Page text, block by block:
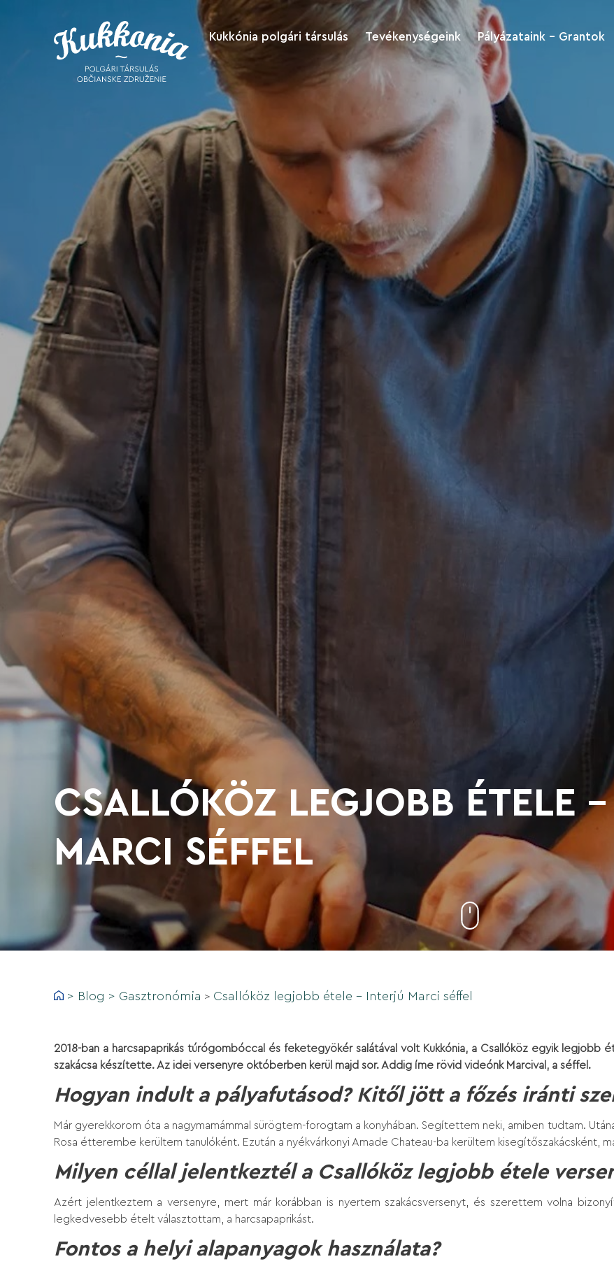
CSALLÓKÖZ LEGJOBB ÉTELE
MARCI SÉFFEL
Kukkónia polgári társulás
Rólunk
Támogasson
bennünket
Akikkel
együttműködünk
Tevékenységeink
Kukkonia
régiófejlesztés és
Kukkonia kultúra és
sport
Kukkonia Green
Kukkonia Caritas
Pályázataink - Grantok
Pályázatok
Akiket támogattunk
Dokumentumok
letöltése
> Blog > Gasztronómia > Csallóköz legjobb étele - Interjú Marci séffel
2018-ban a harcsapaprikás túrógombóccal és feketegyökér salátával volt Kukkónia, a Csallóköz egyik legjobb
szakácsa készítette. Az idei versenyre októberben kerül majd sor. Addig íme rövid videónk Marcival, a séffel.
Hogyan indult a pályafutásod? Kitől jött a főzés iránti
Már gyerekkorom óta a nagymamámmal sürögtem-forogtam a konyhában. Segítettem neki, amiben tudtam.
Rosa étterembe kerültem tanulóként. Ezután a nyékvárkonyi Amade Chateau-ba kerültem kisegítőszakácsként,
Milyen céllal jelentkeztél a Csallóköz legjobb étele
Azért jelentkeztem a versenyre, mert már korábban is nyertem szakácsversenyt, és szerettem volna
legkedvesebb ételt választottam, a harcsapaprikást.
Fontos a helyi alapanyagok használata?